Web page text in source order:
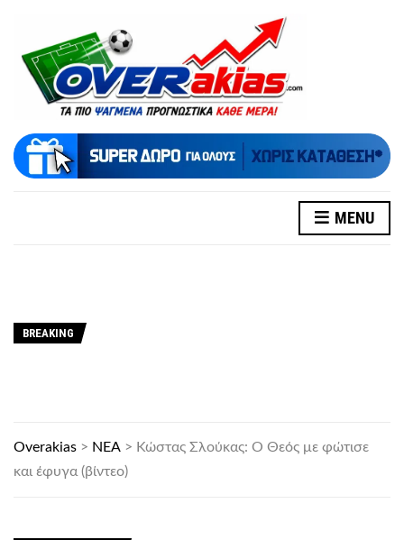
MENU
BREAKING
Overakias > ΝΕΑ > Κώστας Σλούκας: Ο Θεός με φώτισε
και έφυγα (βίντεο)